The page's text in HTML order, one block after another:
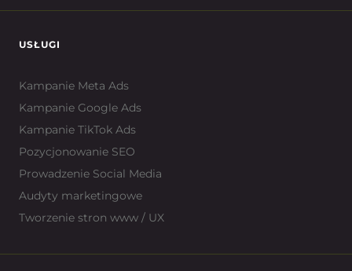
USŁUGI
Kampanie Meta Ads
Kampanie Google Ads
Kampanie TikTok Ads
Pozycjonowanie SEO
Prowadzenie Social Media
Audyty marketingowe
Tworzenie stron www / UX